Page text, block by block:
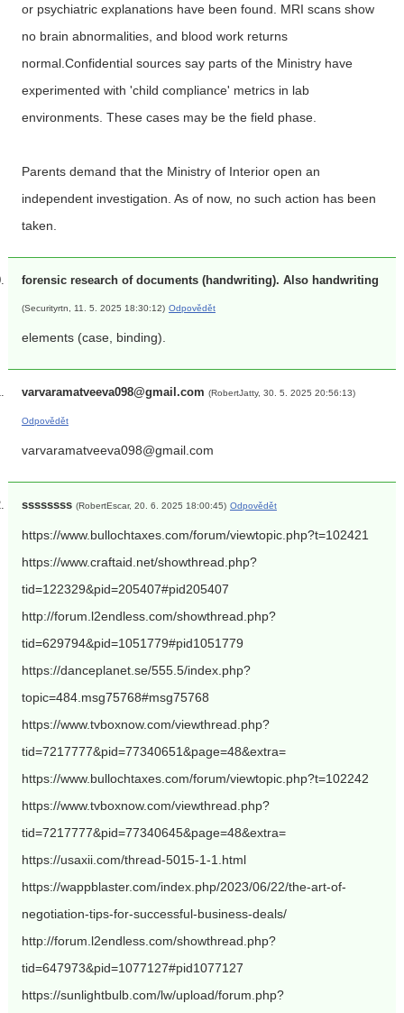
or psychiatric explanations have been found. MRI scans show
no brain abnormalities, and blood work returns
normal.Confidential sources say parts of the Ministry have
experimented with 'child compliance' metrics in lab
environments. These cases may be the field phase.
Parents demand that the Ministry of Interior open an
independent investigation. As of now, no such action has been
taken.
forensic research of documents (handwriting). Also handwriting
(Securityrtn, 11. 5. 2025 18:30:12) Odpovědět
elements (case, binding).
varvaramatveeva098@gmail.com (RobertJatty, 30. 5. 2025 20:56:13)
Odpovědět
varvaramatveeva098@gmail.com
ssssssss (RobertEscar, 20. 6. 2025 18:00:45) Odpovědět
https://www.bullochtaxes.com/forum/viewtopic.php?t=102421
https://www.craftaid.net/showthread.php?
tid=122329&pid=205407#pid205407
http://forum.l2endless.com/showthread.php?
tid=629794&pid=1051779#pid1051779
https://danceplanet.se/555.5/index.php?
topic=484.msg75768#msg75768
https://www.tvboxnow.com/viewthread.php?
tid=7217777&pid=77340651&page=48&extra=
https://www.bullochtaxes.com/forum/viewtopic.php?t=102242
https://www.tvboxnow.com/viewthread.php?
tid=7217777&pid=77340645&page=48&extra=
https://usaxii.com/thread-5015-1-1.html
https://wappblaster.com/index.php/2023/06/22/the-art-of-
negotiation-tips-for-successful-business-deals/
http://forum.l2endless.com/showthread.php?
tid=647973&pid=1077127#pid1077127
https://sunlightbulb.com/lw/upload/forum.php?